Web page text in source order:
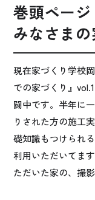
プライバシーポ
巻頭ペー
みなさまの
現在家づくり学校
での家づくり』
闘中です。半年に
りされた方の施工
礎知識もつけられ
利用いただいてま
ただいた家の、撮